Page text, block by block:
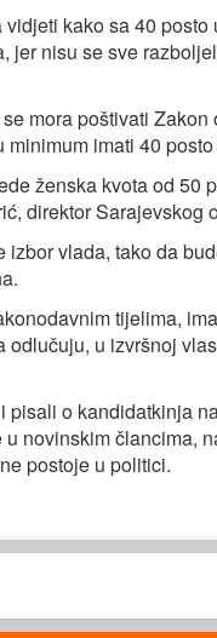
kako sa 40 posto
jer nisu se sve
mora poštivati Zakon
imati 40
ženska kvota od 50
direktor Sarajevskog
vlada, tako da
tijelima,
u izvršnoj
o kandidatkinja
novinskim člancima,
postoje u politici.